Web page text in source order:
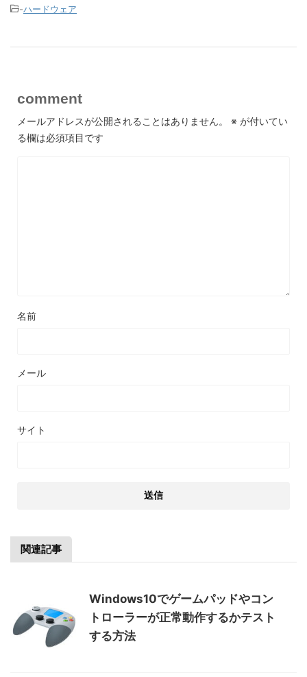
-ハードウェア
comment
メールアドレスが公開されることはありません。 ※ が付いてい
る欄は必須項目です
名前
メール
サイト
関連記事
Windows10でゲームパッドやコン
トローラーが正常動作するかテスト
する方法